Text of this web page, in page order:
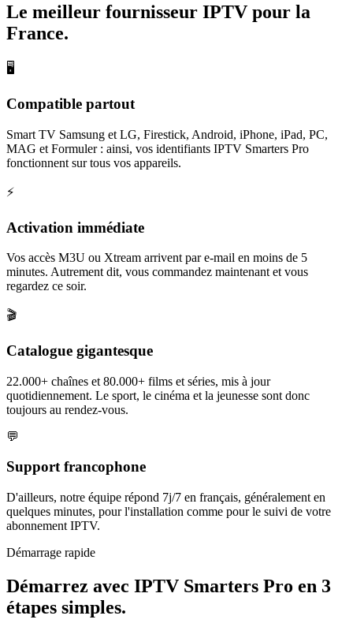
Le meilleur fournisseur IPTV pour la
France.
🖥
Compatible partout
Smart TV Samsung et LG, Firestick, Android, iPhone, iPad, PC,
MAG et Formuler : ainsi, vos identifiants IPTV Smarters Pro
fonctionnent sur tous vos appareils.
⚡
Activation immédiate
Vos accès M3U ou Xtream arrivent par e-mail en moins de 5
minutes. Autrement dit, vous commandez maintenant et vous
regardez ce soir.
🎬
Catalogue gigantesque
22.000+ chaînes et 80.000+ films et séries, mis à jour
quotidiennement. Le sport, le cinéma et la jeunesse sont donc
toujours au rendez-vous.
💬
Support francophone
D'ailleurs, notre équipe répond 7j/7 en français, généralement en
quelques minutes, pour l'installation comme pour le suivi de votre
abonnement IPTV.
Démarrage rapide
Démarrez avec IPTV Smarters Pro en 3
étapes simples.